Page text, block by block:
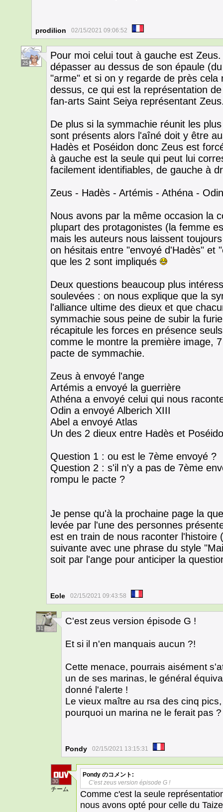
prodilion 02/15/2021 09:06:52
25
Pour moi celui tout à gauche est
dépasser au dessus de son épaule
"arme" et si on y regarde de près
dessus, ce qui est la représentation
fan-arts Saint Seiya représentant
De plus si la symmachie réunit les
sont présents alors l'aîné doit y être
Hadès et Poséidon donc Zeus est
à gauche est la seule qui peut lui
facilement identifiables, de gauche à
Zeus - Hadès - Artémis - Athéna -
Nous avons par la même occasion la
plupart des protagonistes (la femme
mais les auteurs nous laissent
on hésitais entre "envoyé d'Hadès" et
que les 2 sont impliqués
Deux questions beaucoup plus
soulevées : on nous explique que la
l'alliance ultime des dieux et que
symmachie sous peine de subir la
récapitule les forces en présence
comme le montre la première image,
pacte de symmachie.
Zeus à envoyé l'ange
Artémis a envoyé la guerrière
Athéna a envoyé celui qui nous
Odin a envoyé Alberich XIII
Abel a envoyé Atlas
Un des 2 dieux entre Hadès et
Question 1 : ou est le 7ème envoyé ?
Question 2 : s'il n'y a pas de 7ème
rompu le pacte ?
Je pense qu'à la prochaine page la
levée par l'une des personnes
est en train de nous raconter l'histoire
suivante avec une phrase du style
soit par l'ange pour anticiper la
Eole 02/15/2021 09:43:58
31
C'est zeus version épisode G !
Et si il n'en manquais aucun ?!
Cette menace, pourrais aisément
un de ses marinas, le général
donné l'alerte !
Le vieux maître au rsa des cinq
pourquoi un marina ne le ferait pas ?
Pondy 02/15/2021 13:15:31
30
チーム
Pondy のコメント:
C'est zeus version épisode G !
Comme c'est la seule
nous avons opté pour celle du